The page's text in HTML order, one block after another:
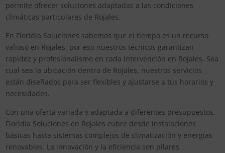
permite ofrecer soluciones adaptadas a las condiciones
climáticas particulares de Rojales.
En Floridia Soluciones sabemos que el tiempo es un recurso
valioso en Rojales, por eso nuestros técnicos garantizan
rapidez y profesionalismo en cada intervención en Rojales. Sea
cual sea la ubicación dentro de Rojales, nuestros servicios
están diseñados para ser flexibles y ajustarse a tus horarios y
necesidades.
Con una oferta variada y adaptada a diferentes presupuestos,
Floridia Soluciones en Rojales cubre desde instalaciones
básicas hasta sistemas complejos de climatización y energías
renovables. La innovación y la eficiencia son pilares